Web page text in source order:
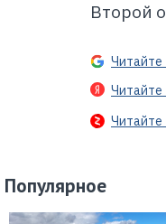
Второй
Читайте
Читайте
Читайте
Популярное